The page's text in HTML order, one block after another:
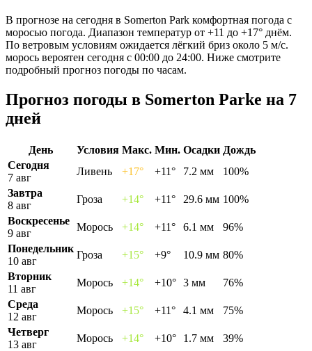
В прогнозе на сегодня в Somerton Park комфортная погода с
моросью погода. Диапазон температур от +11 до +17° днём.
По ветровым условиям ожидается лёгкий бриз около 5 м/с.
морось вероятен сегодня с 00:00 до 24:00. Ниже смотрите
подробный прогноз погоды по часам.
Прогноз погоды в Somerton Parkе на 7
дней
День Условия Макс. Мин. Осадки Дождь
Сегодня
7 авг
Ливень +17° +11° 7.2 мм
100%
Завтра
8 авг
Гроза +14° +11° 29.6 мм 100%
Воскресенье
9 авг
Морось +14° +11° 6.1 мм
96%
Понедельник
10 авг
Гроза +15° +9° 10.9 мм 80%
Вторник
11 авг
Морось +14° +10° 3 мм
76%
Среда
12 авг
Морось +15° +11° 4.1 мм
75%
Четверг
13 авг
Морось +14° +10° 1.7 мм 39%